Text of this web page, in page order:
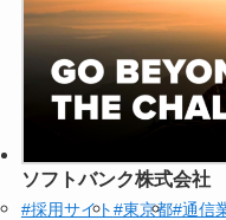
ソフトバンク株式会社
#採用サイト#東京都#通信